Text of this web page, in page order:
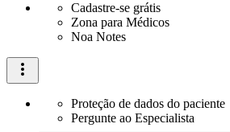
Cadastre-se grátis
Zona para Médicos
Noa Notes
Proteção de dados do paciente
Pergunte ao Especialista